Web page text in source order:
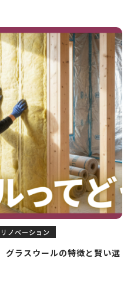
リノベーション
グラスウールの特徴と賢い選